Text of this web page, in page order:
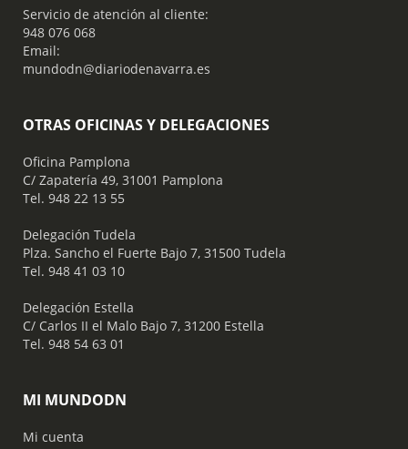
Servicio de atención al cliente:
948 076 068
Email:
mundodn@diariodenavarra.es
OTRAS OFICINAS Y DELEGACIONES
Oficina Pamplona
C/ Zapatería 49, 31001 Pamplona
Tel. 948 22 13 55
​ Delegación Tudela
Plza. Sancho el Fuerte Bajo 7, 31500 Tudela
Tel. 948 41 03 10
​ Delegación Estella
C/ Carlos II el Malo Bajo 7, 31200 Estella
Tel. 948 54 63 01
MI MUNDODN
Mi cuenta